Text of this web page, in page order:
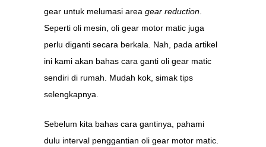
gear untuk melumasi area gear reduction
Seperti oli mesin, oli gear motor matic juga
perlu diganti secara berkala. Nah, pada artikel
ini kami akan bahas cara ganti oli gear matic
sendiri di rumah. Mudah kok, simak tips
selengkapnya.
Sebelum kita bahas cara gantinya, pahami
dulu interval penggantian oli gear motor matic.